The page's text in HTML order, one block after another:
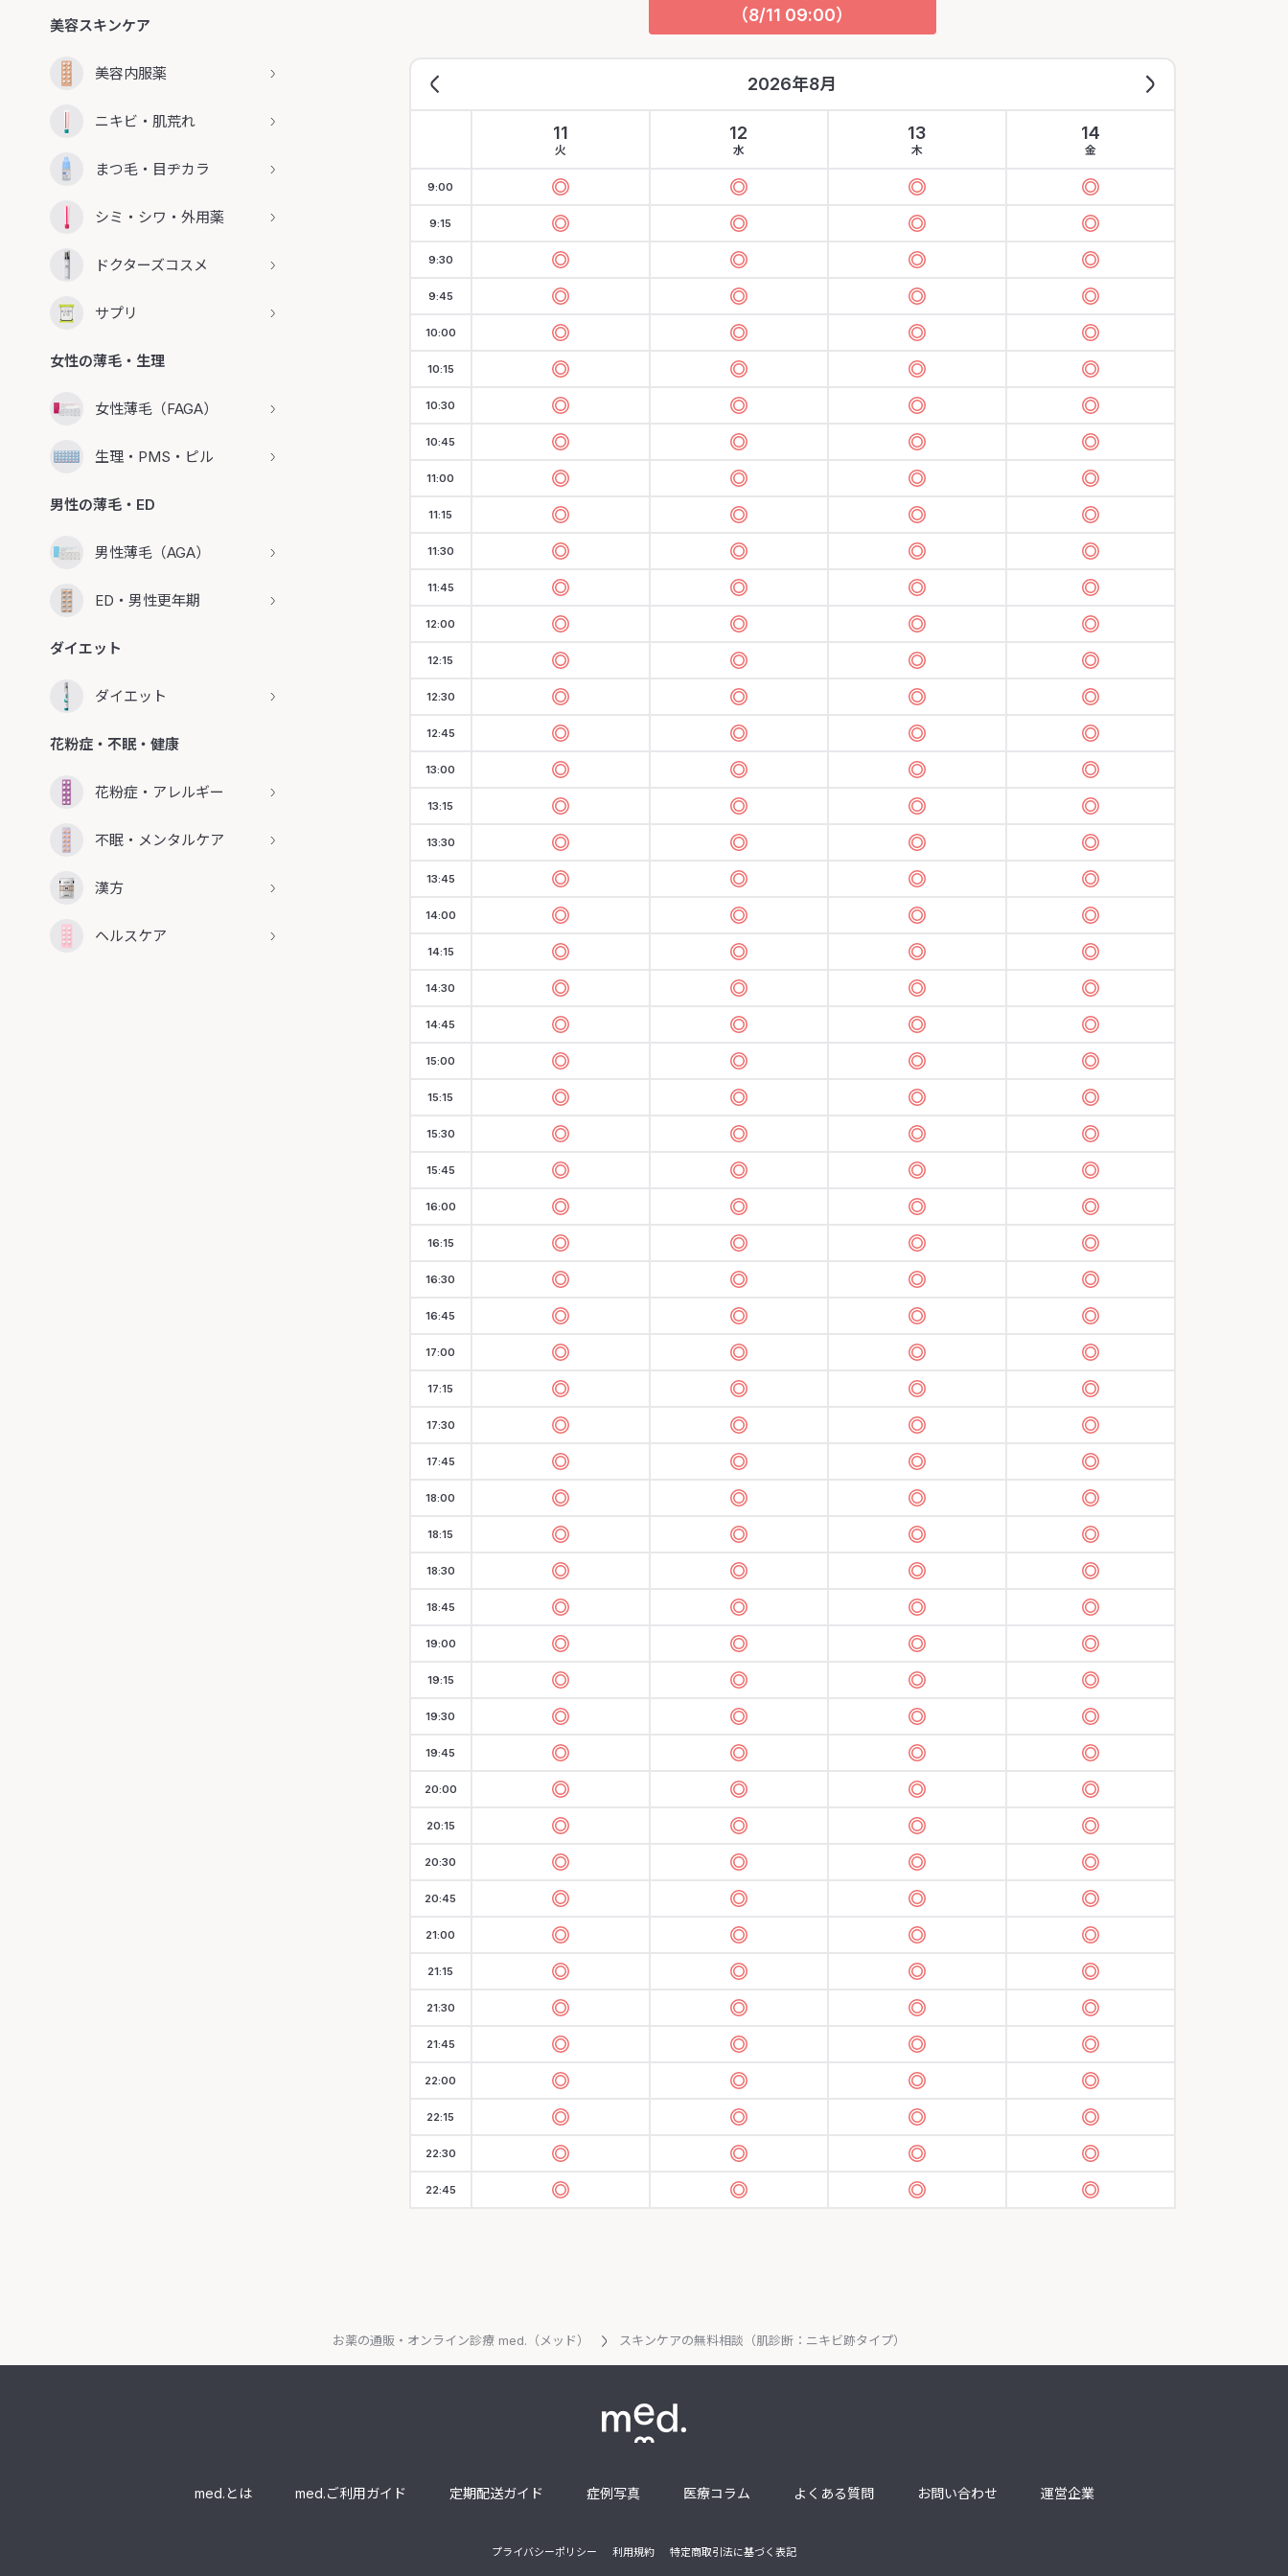
美容スキンケア
美容内服薬
ニキビ・肌荒れ
まつ毛・目ヂカラ
シミ・シワ・外用薬
ドクターズコスメ
サプリ
女性の薄毛・生理
女性薄毛（FAGA）
生理・PMS・ピル
男性の薄毛・ED
男性薄毛（AGA）
ED・男性更年期
ダイエット
ダイエット
花粉症・不眠・健康
花粉症・アレルギー
不眠・メンタルケア
漢方
ヘルスケア
（8/11 09:00）
2026年8月
11
火
12
水
13
木
14
金
9:00
9:15
9:30
9:45
10:00
10:15
10:30
10:45
11:00
11:15
11:30
11:45
12:00
12:15
12:30
12:45
13:00
13:15
13:30
13:45
14:00
14:15
14:30
14:45
15:00
15:15
15:30
15:45
16:00
16:15
16:30
16:45
17:00
17:15
17:30
17:45
18:00
18:15
18:30
18:45
19:00
19:15
19:30
19:45
20:00
20:15
20:30
20:45
21:00
21:15
21:30
21:45
22:00
22:15
22:30
22:45
お薬の通販・オンライン診療 med.（メッド） スキンケアの無料相談（肌診断：ニキビ跡タイプ）
med.とは med.ご利用ガイド 定期配送ガイド 症例写真 医療コラム よくある質問 お問い合わせ 運営企業
プライバシーポリシー 利用規約 特定商取引法に基づく表記